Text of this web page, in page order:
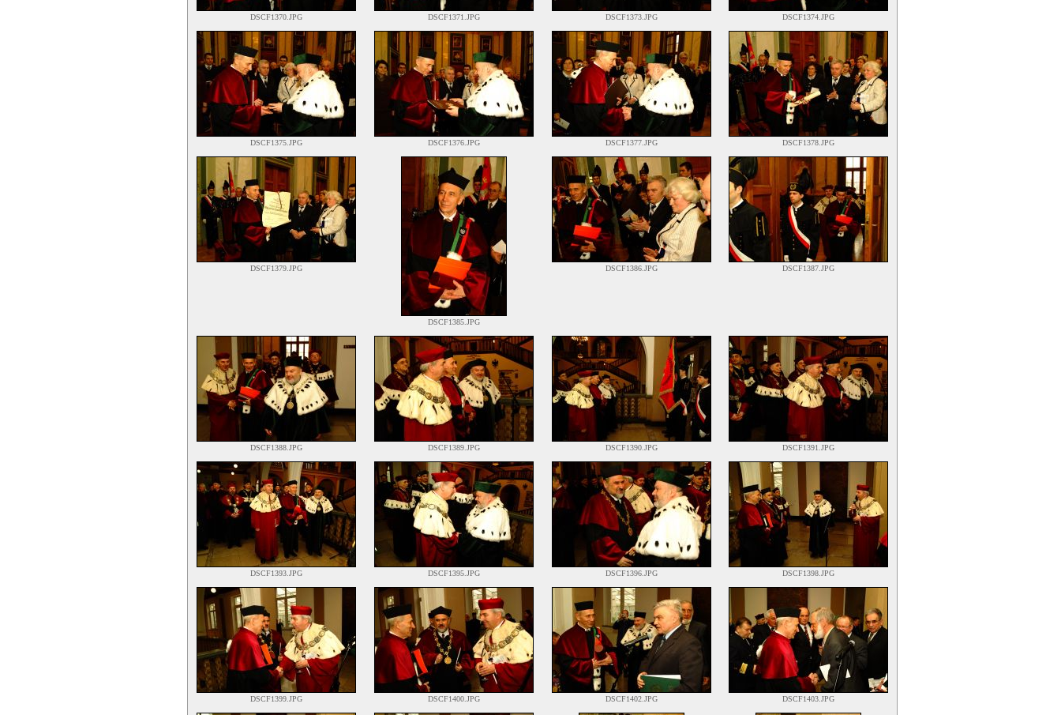
DSCF1370.JPG DSCF1371.JPG DSCF1373.JPG DSCF1374.JPG
DSCF1375.JPG DSCF1376.JPG DSCF1377.JPG DSCF1378.JPG
DSCF1379.JPG
DSCF1385.JPG
DSCF1386.JPG DSCF1387.JPG
DSCF1388.JPG DSCF1389.JPG DSCF1390.JPG DSCF1391.JPG
DSCF1393.JPG DSCF1395.JPG DSCF1396.JPG DSCF1398.JPG
DSCF1399.JPG DSCF1400.JPG DSCF1402.JPG DSCF1403.JPG